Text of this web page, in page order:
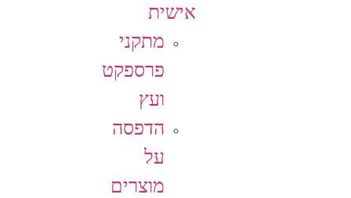
אישית
מתקני
פרספקט
ועץ
הדפסה
על
מוצרים